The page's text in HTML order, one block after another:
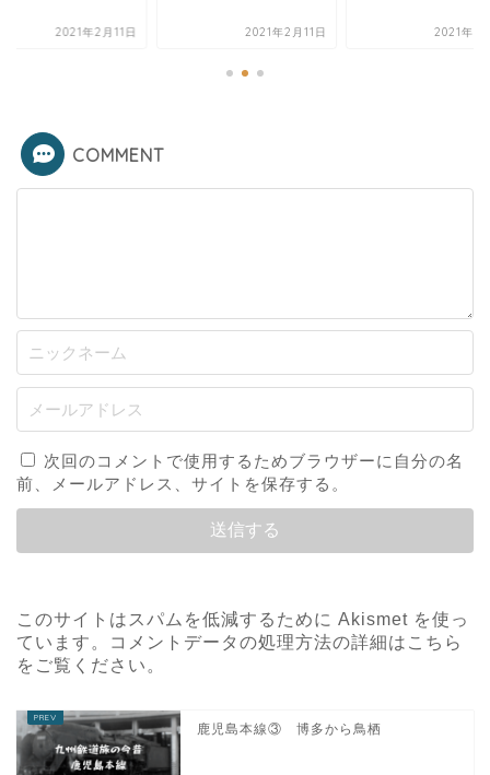
2021年2月11日 2021年2月11日 2021年2
COMMENT
次回のコメントで使用するためブラウザーに自分の名
前、メールアドレス、サイトを保存する。
このサイトはスパムを低減するために Akismet を使っ
ています。
コメントデータの処理方法の詳細はこちら
をご覧ください。
鹿児島本線③ 博多から鳥栖